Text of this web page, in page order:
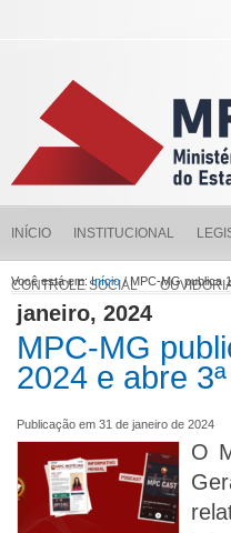
INÍCIO INSTITUCIONAL
CONTROLE SOCIAL
Você está em:Início/ MPC-MG publica
janeiro, 2024
MPC-MG
2024 e abre
Publicação em 31 de janeiro de 2024
O